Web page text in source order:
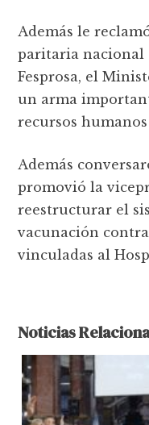
Además le
paritaria nacional
Fesprosa, el
un arma
recursos
Además
promovió la
reestructurar el
vacunación
vinculadas al
Noticias